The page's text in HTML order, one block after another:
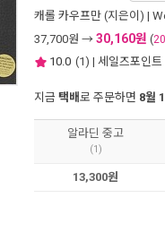
캐롤 카우프만 (지은이) |
37,700원 → 30,160원 (
10.0 (1) | 세일즈포인트
지금 택배로 주문하면 8월
알라딘 중고
(1)
13,300원